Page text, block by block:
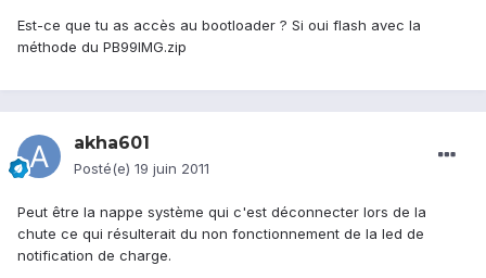
Est-ce que tu as accès au bootloader ? Si oui flash avec la
méthode du PB99IMG.zip
akha601
Posté(e) 19 juin 2011
Peut être la nappe système qui c'est déconnecter lors de la
chute ce qui résulterait du non fonctionnement de la led de
notification de charge.